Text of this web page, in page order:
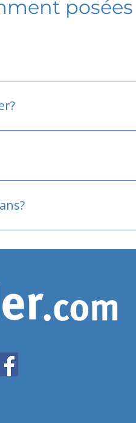
posées